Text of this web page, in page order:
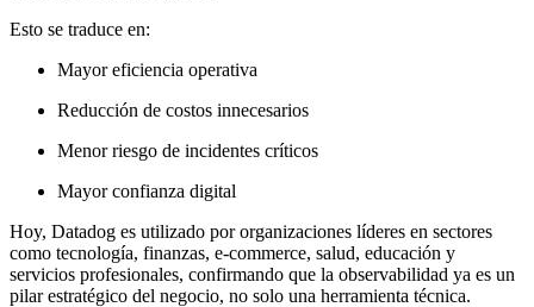
Esto se traduce en:
Mayor eficiencia operativa
Reducción de costos innecesarios
Menor riesgo de incidentes críticos
Mayor confianza digital
Hoy, Datadog es utilizado por organizaciones líderes en sectores
como tecnología, finanzas, e-commerce, salud, educación y
servicios profesionales, confirmando que la observabilidad ya es un
pilar estratégico del negocio, no solo una herramienta técnica.